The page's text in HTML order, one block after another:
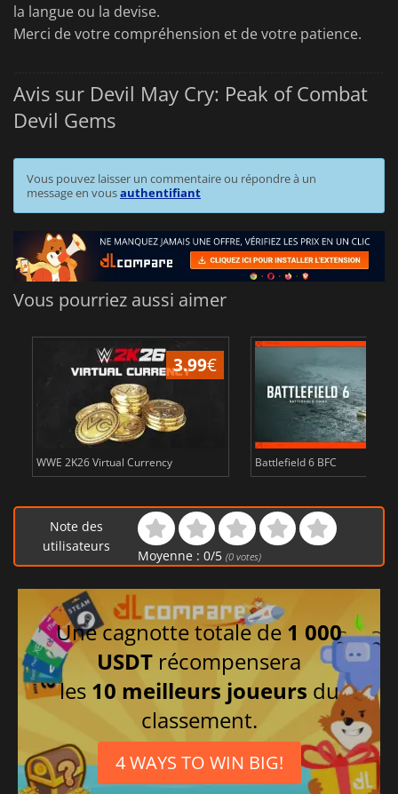
la langue ou la devise.
Merci de votre compréhension et de votre patience.
Avis sur Devil May Cry: Peak of Combat
Devil Gems
Vous pouvez laisser un commentaire ou répondre à un
message en vousauthentifiant
Vous pourriez aussi aimer
3.99€
WWE 2K26 Virtual Currency Battlefield 6 BFC
Note des
utilisateurs
Moyenne : 0/5 (0votes)
Une cagnotte totale de 1 000
USDT récompensera
les 10 meilleurs joueurs du
classement.
4 WAYS TO WIN BIG!